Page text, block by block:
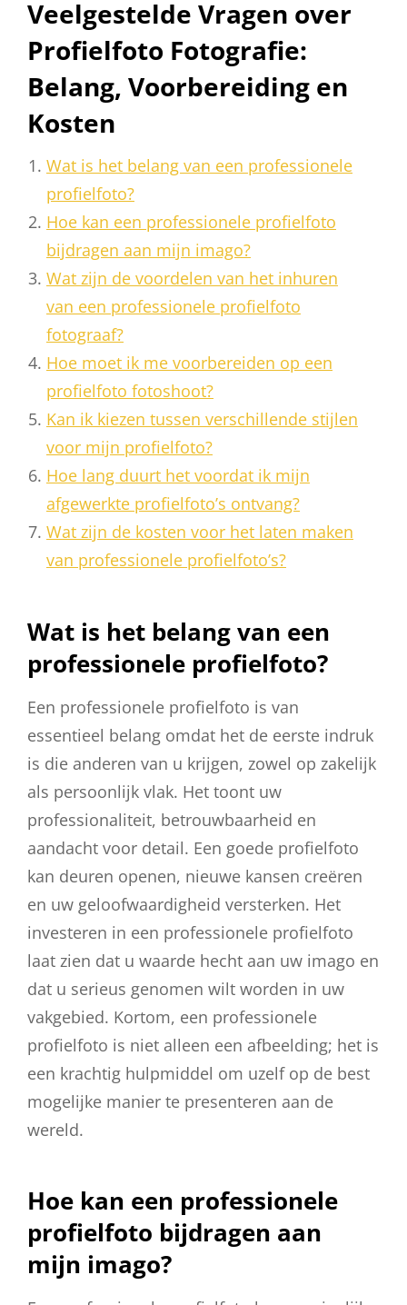
Veelgestelde Vragen over
Profielfoto Fotografie:
Belang, Voorbereiding en
Kosten
Wat is het belang van een professionele
profielfoto?
Hoe kan een professionele profielfoto
bijdragen aan mijn imago?
Wat zijn de voordelen van het inhuren
van een professionele profielfoto
fotograaf?
Hoe moet ik me voorbereiden op een
profielfoto fotoshoot?
Kan ik kiezen tussen verschillende stijlen
voor mijn profielfoto?
Hoe lang duurt het voordat ik mijn
afgewerkte profielfoto’s ontvang?
Wat zijn de kosten voor het laten maken
van professionele profielfoto’s?
Wat is het belang van een
professionele profielfoto?
Een professionele profielfoto is van
essentieel belang omdat het de eerste indruk
is die anderen van u krijgen, zowel op zakelijk
als persoonlijk vlak. Het toont uw
professionaliteit, betrouwbaarheid en
aandacht voor detail. Een goede profielfoto
kan deuren openen, nieuwe kansen creëren
en uw geloofwaardigheid versterken. Het
investeren in een professionele profielfoto
laat zien dat u waarde hecht aan uw imago en
dat u serieus genomen wilt worden in uw
vakgebied. Kortom, een professionele
profielfoto is niet alleen een afbeelding; het is
een krachtig hulpmiddel om uzelf op de best
mogelijke manier te presenteren aan de
wereld.
Hoe kan een professionele
profielfoto bijdragen aan
mijn imago?